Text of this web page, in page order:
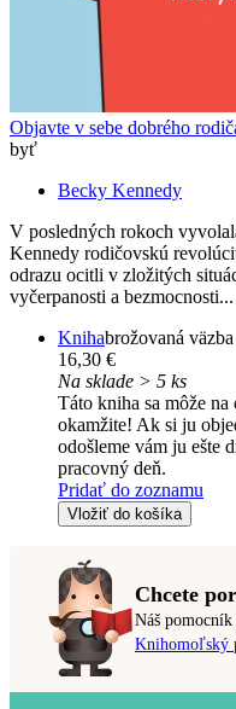
Objavte v sebe dobrého
byť
Becky Kennedy
V posledných rokoch
Kennedy rodičovskú
odrazu ocitli v zložitých
vyčerpanosti a bezmocnosti...
Knihabrožovaná väzba
16,30 €
Na sklade > 5 ks
Táto kniha sa môže
okamžite! Ak si ju
odošleme vám ju ešte
pracovný deň.
Pridať do zoznamu
Vložiť do košíka
Chcete
Náš
Knihomoľský